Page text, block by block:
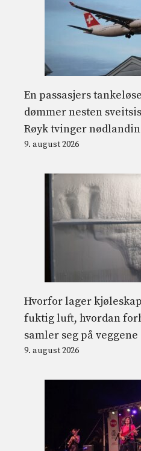
En passasjers
dømmer nesten
Røyk tvinger
9. august 2026
Hvorfor lager
fuktig luft, hvordan
samler seg på veggene
9. august 2026